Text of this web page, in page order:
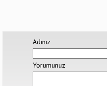
Adınız
Yorumunuz